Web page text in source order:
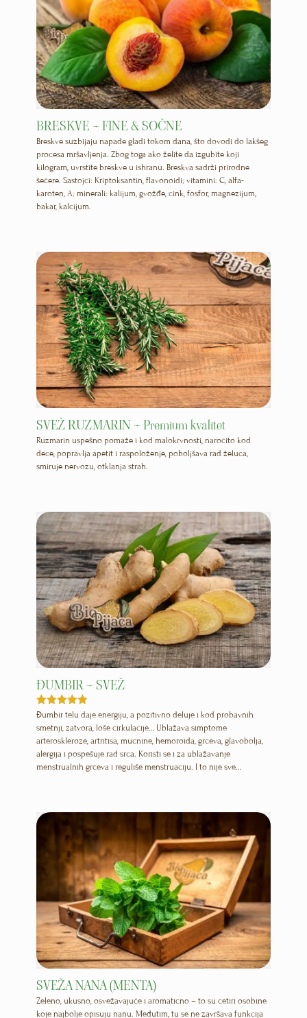
BRESKVE – FINE & SOČNE
Breskve suzbijaju napade gladi tokom dana, što dovodi do lakšeg
procesa mršavljenja. Zbog toga ako želite da izgubite koji
kilogram, uvrstite breskve u ishranu. Breskva sadrži prirodne
šećere. Sastojci: Kriptoksantin, flavonoidi; vitamini: C, alfa-
karoten, A; minerali: kalijum, gvožđe, cink, fosfor, magnezijum,
bakar, kalcijum.
SVEŽ RUZMARIN – Premium kvalitet
Ruzmarin uspešno pomaže i kod malokrvnosti, naročito kod
dece, popravlja apetit i raspoloženje, poboljšava rad želuca,
smiruje nervozu, otklanja strah.
ĐUMBIR – SVEŽ
Ocenjeno
5.00
od 5
Đumbir telu daje energiju, a pozitivno deluje i kod probavnih
smetnji, zatvora, loše cirkulacije… Ublažava simptome
arteroskleroze, artritisa, mučnine, hemoroida, grčeva, glavobolja,
alergija i pospešuje rad srca. Koristi se i za ublažavanje
menstrualnih grčeva i reguliše menstruaciju. I to nije sve…
SVEŽA NANA (MENTA)
Zeleno, ukusno, osvežavajuće i aromatično – to su četiri osobine
koje najbolje opisuju nanu. Međutim, tu se ne završava funkcija